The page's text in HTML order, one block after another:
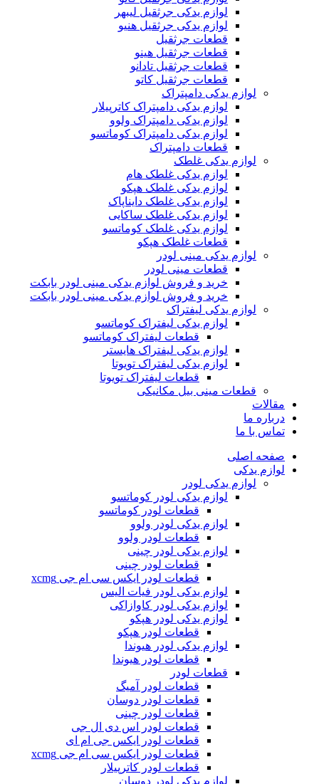
لوازم یدکی جرثقیل لیبهر
لوازم یدکی جرثقیل هنیو
قطعات جرثقیل
قطعات جرثقیل هینو
قطعات جرثقیل تادانو
قطعات جرثقیل کاتو
لوازم یدکی دامپتراک
لوازم یدکی دامپتراک کاترپیلار
لوازم یدکی دامپتراک ولوو
لوازم یدکی دامپتراک کوماتسو
قطعات دامپتراک
لوازم یدکی غلطک
لوازم یدکی غلطک هام
لوازم یدکی غلطک هپکو
لوازم یدکی غلطک دایناپاک
لوازم یدکی غلطک ساکایی
لوازم یدکی غلطک کوماتسو
قطعات غلطک هپکو
لوازم یدکی مینی لودر
قطعات مینی لودر
خرید و فروش لوازم یدکی مینی لودر بابکت
خرید و فروش لوازم یدکی مینی لودر بابکت
لوازم یدکی لیفتراک
لوازم یدکی لیفتراک کوماتسو
قطعات لیفتراک کوماتسو
لوازم یدکی لیفتراک هایستر
لوازم یدکی لیفتراک تویوتا
قطعات لیفتراک تویوتا
قطعات مینی بیل مکانیکی
ما
با ما
اصلی
یدکی
لوازم یدکی لودر
لوازم یدکی لودر کوماتسو
قطعات لودر کوماتسو
لوازم یدکی لودر ولوو
قطعات لودر ولوو
لوازم یدکی لودر چینی
قطعات لودر چینی
قطعات لودر ایکس سی ام جی xcmg
لوازم یدکی لودر فیات الیس
لوازم یدکی لودر کاوازاکی
لوازم یدکی لودر هپکو
قطعات لودر هپکو
لوازم یدکی لودر هیوندا
قطعات لودر هیوندا
قطعات لودر
قطعات لودر آمیگ
قطعات لودر دوسان
قطعات لودر چینی
قطعات لودر اس دی ال جی
قطعات لودر ایکس جی ام ای
قطعات لودر ایکس سی ام جی xcmg
قطعات لودر کاترپیلار
لوازم یدکی لودر دوسان